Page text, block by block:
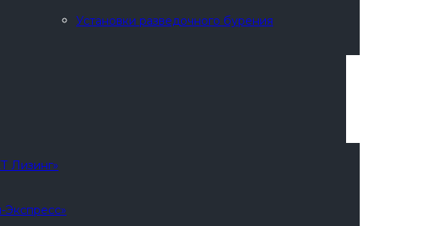
Установки разведочного бурения
Лизинг»
Экспресс»
631228